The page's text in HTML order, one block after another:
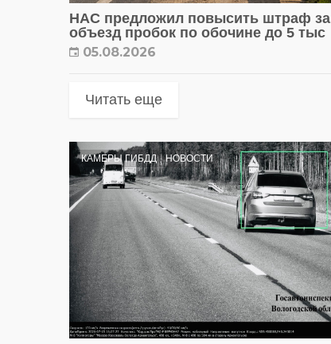
НАС предложил повысить штраф за
объезд пробок по обочине до 5 тыс
05.08.2026
Читать еще
КАМЕРЫ ГИБДД НОВОСТИ